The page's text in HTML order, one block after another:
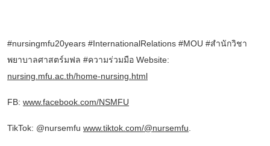
#nursingmfu20years #InternationalRelations #MOU #สำนักวิชา
พยาบาลศาสตร์มฟล #ความร่วมมือ Website:
nursing.mfu.ac.th/home-nursing.html
FB: www.facebook.com/NSMFU
TikTok: @nursemfu www.tiktok.com/@nursemfu